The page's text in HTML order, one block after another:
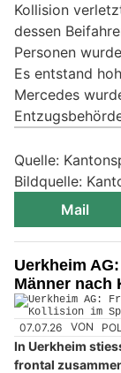
Kollision
dessen
Personen
Es entstand
Mercedes
Quelle:
Bildquelle:
Mail
Uerkheim
Männer nach
07.07.26 VON
In Uerkheim
frontal